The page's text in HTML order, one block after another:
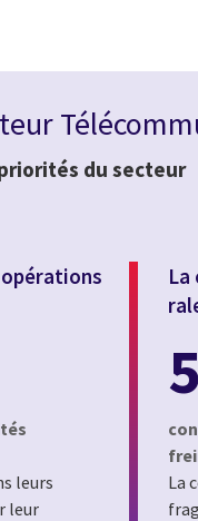
du secteur
opérations
leurs
leur
La
La